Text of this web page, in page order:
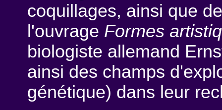
coquillages, ainsi que
l'ouvrage Formes
biologiste allemand
ainsi des champs
génétique) dans leur